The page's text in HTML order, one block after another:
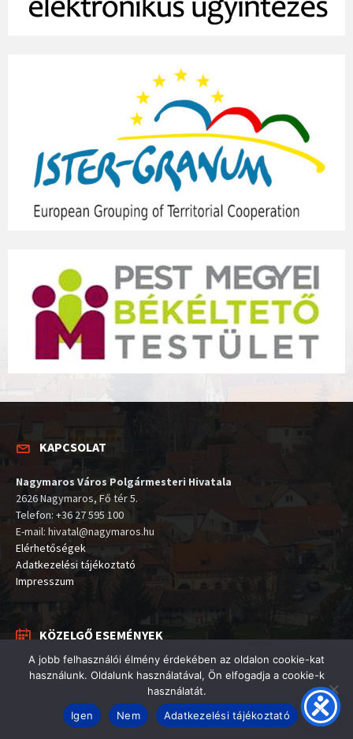
KAPCSOLAT
Nagymaros Város Polgármesteri Hivatala
2626 Nagymaros, Fő tér 5.
Telefon: +36 27 595 100
E-mail: hivatal@nagymaros.hu
Elérhetőségek
Adatkezelési tájékoztató
Impresszum
KÖZELGŐ ESEMÉNYEK
Nagymarosi Korzó
2026. augusztus 19.
Nagymaros, Fő tér
A jobb felhasználói élmény érdekében az oldalon cookie-kat
használunk. Oldalunk használatával, Ön elfogadja a cookie-k
használatát.
Igen
Nem Adatkezelési tájékoztató